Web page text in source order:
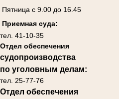
Пятница с 9.00 до 16.45
Приемная суда:
тел. 41-10-35
Отдел обеспечения
судопроизводства
по уголовным делам:
тел. 25-77-76
Отдел обеспечения